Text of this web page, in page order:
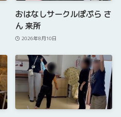
おはなしサークルぽぷら さ
ん 来所
2026年8月10日